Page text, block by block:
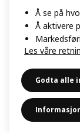
Å se på
Å aktivere
Les våre
Godta alle